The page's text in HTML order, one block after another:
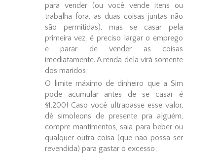
para vender (ou você vende itens ou
trabalha fora, as duas coisas juntas não
são permitidas), mas se casar pela
primeira vez, é preciso largar o emprego
e parar de vender as coisas
imediatamente. A renda dela virá somente
dos maridos;
O limite máximo de dinheiro que a Sim
pode acumular antes de se casar é
§1.200! Caso você ultrapasse esse valor,
dê simoleons de presente pra alguém,
compre mantimentos, saia para beber ou
qualquer outra coisa (que não possa ser
revendida) para gastar o excesso;